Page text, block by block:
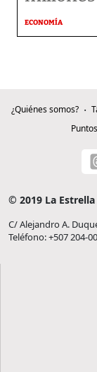
ECONOMÍA
¿Quiénes somos?
© 2019 La
C/ Alejandro A.
Teléfono: +507 204-